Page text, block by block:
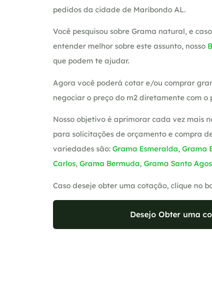
pedidos da cidade de Maribondo AL.
Você pesquisou sobre Grama natural, e
entender melhor sobre este assunto, nosso
que podem te ajudar.
Agora você poderá cotar e/ou comprar
negociar o preço do m2 diretamente com o
Nosso objetivo é aprimorar cada vez mais
para solicitações de orçamento e compra
variedades são: Grama Esmeralda, Grama
Carlos, Grama Bermuda, Grama Santo
Caso deseje obter uma cotação, clique no
Desejo Obter uma